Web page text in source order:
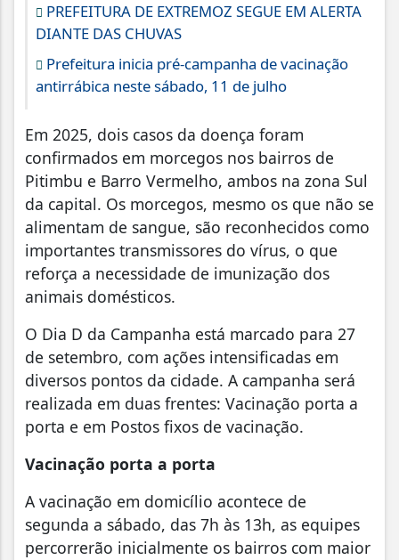
PREFEITURA DE EXTREMOZ SEGUE EM ALERTA
DIANTE DAS CHUVAS
Prefeitura inicia pré-campanha de vacinação
antirrábica neste sábado, 11 de julho
Em 2025, dois casos da doença foram
confirmados em morcegos nos bairros de
Pitimbu e Barro Vermelho, ambos na zona Sul
da capital. Os morcegos, mesmo os que não se
alimentam de sangue, são reconhecidos como
importantes transmissores do vírus, o que
reforça a necessidade de imunização dos
animais domésticos.
O Dia D da Campanha está marcado para 27
de setembro, com ações intensificadas em
diversos pontos da cidade. A campanha será
realizada em duas frentes: Vacinação porta a
porta e em Postos fixos de vacinação.
Vacinação porta a porta
A vacinação em domicílio acontece de
segunda a sábado, das 7h às 13h, as equipes
percorrerão inicialmente os bairros com maior